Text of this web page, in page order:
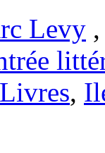
Levy
,